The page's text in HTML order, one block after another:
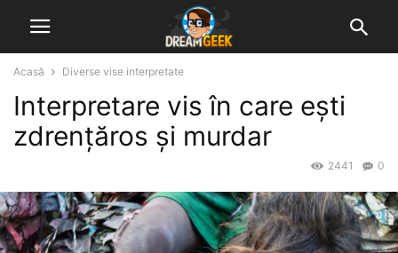
Acasă Diverse vise interpretate
Interpretare vis în care ești
zdrențăros și murdar
0
2441